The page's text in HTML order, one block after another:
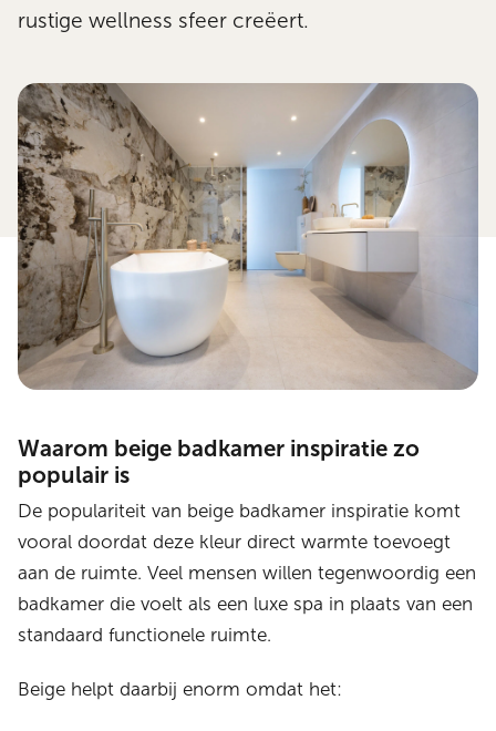
rustige wellness sfeer creëert.
Waarom beige badkamer inspiratie zo
populair is
De populariteit van beige badkamer inspiratie komt
vooral doordat deze kleur direct warmte toevoegt
aan de ruimte. Veel mensen willen tegenwoordig een
badkamer die voelt als een luxe spa in plaats van een
standaard functionele ruimte.
Beige helpt daarbij enorm omdat het: